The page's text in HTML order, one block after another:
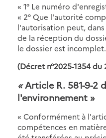
« 1° Le numéro
« 2° Que l'autorité
l'autorisation peut,
de la réception du
le dossier est
(Décret n°2025-1354
«Article R. 581-9-2
l'environnement »
« Conformément à
compétences en